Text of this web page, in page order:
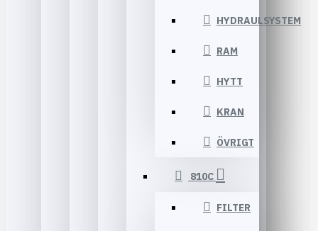
HYDRAULSYSTEM
RAM
HYTT
KRAN
ÖVRIGT
810C
FILTER